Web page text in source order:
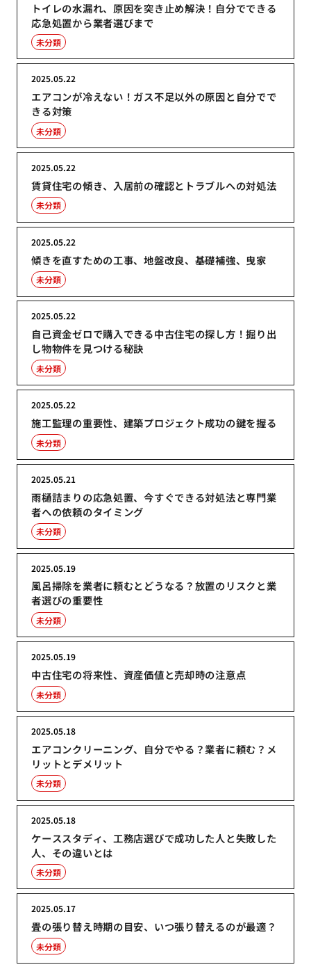
トイレの水漏れ、原因を突き止め解決！自分でできる
応急処置から業者選びまで
未分類
エアコンが冷えない！ガス不足以外の原因と自分でで
きる対策
2025.05.22
未分類
賃貸住宅の傾き、入居前の確認とトラブルへの対処法
2025.05.22
未分類
傾きを直すための工事、地盤改良、基礎補強、曳家
2025.05.22
未分類
自己資金ゼロで購入できる中古住宅の探し方！掘り出
し物物件を見つける秘訣
2025.05.22
未分類
施工監理の重要性、建築プロジェクト成功の鍵を握る
2025.05.22
未分類
雨樋詰まりの応急処置、今すぐできる対処法と専門業
者への依頼のタイミング
2025.05.21
未分類
風呂掃除を業者に頼むとどうなる？放置のリスクと業
者選びの重要性
2025.05.19
未分類
中古住宅の将来性、資産価値と売却時の注意点
2025.05.19
未分類
エアコンクリーニング、自分でやる？業者に頼む？メ
リットとデメリット
2025.05.18
未分類
ケーススタディ、工務店選びで成功した人と失敗した
人、その違いとは
2025.05.18
未分類
畳の張り替え時期の目安、いつ張り替えるのが最適？
2025.05.17
未分類